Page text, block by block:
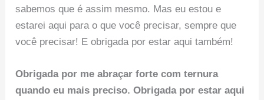
sabemos que é assim mesmo. Mas eu estou e
estarei aqui para o que você precisar, sempre que
você precisar! E obrigada por estar aqui também!
Obrigada por me abraçar forte com ternura
quando eu mais preciso. Obrigada por estar aqui